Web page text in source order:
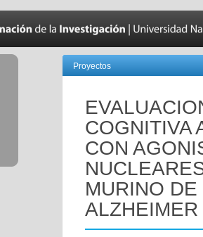
Proyectos
COGNITIVA
CON
MURINO